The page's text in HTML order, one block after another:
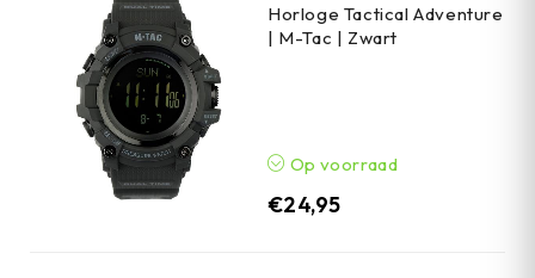
Horloge Tactical Adventure
| M-Tac | Zwart
Op voorraad
€24,95